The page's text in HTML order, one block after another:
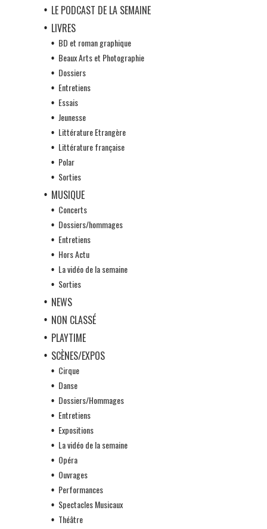
LE PODCAST DE LA SEMAINE
LIVRES
BD et roman graphique
Beaux Arts et Photographie
Dossiers
Entretiens
Essais
Jeunesse
Littérature Etrangère
Littérature française
Polar
Sorties
MUSIQUE
Concerts
Dossiers/hommages
Entretiens
Hors Actu
La vidéo de la semaine
Sorties
NEWS
NON CLASSÉ
PLAYTIME
SCÈNES/EXPOS
Cirque
Danse
Dossiers/Hommages
Entretiens
Expositions
La vidéo de la semaine
Opéra
Ouvrages
Performances
Spectacles Musicaux
Théâtre